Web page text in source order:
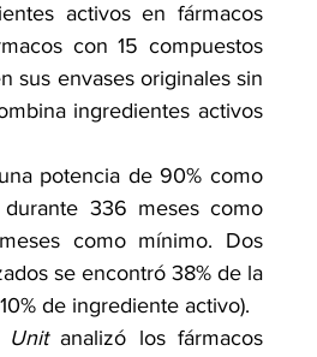
activos en fármacos
con 15 compuestos
sus envases originales sin
ingredientes activos
potencia de 90% como
336 meses como
como mínimo. Dos
se encontró 38% de la
de ingrediente activo).
Unit analizó los fármacos